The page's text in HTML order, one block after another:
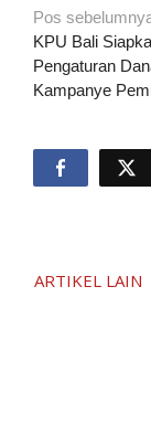
pos
Pos
KPU Bali
Pengaturan
Kampanye
ARTIKEL LAIN